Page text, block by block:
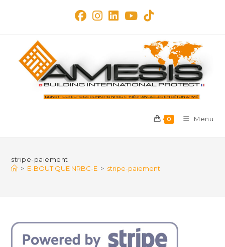
0 Menu
stripe-paiement
> E-BOUTIQUE NRBC-E > stripe-paiement